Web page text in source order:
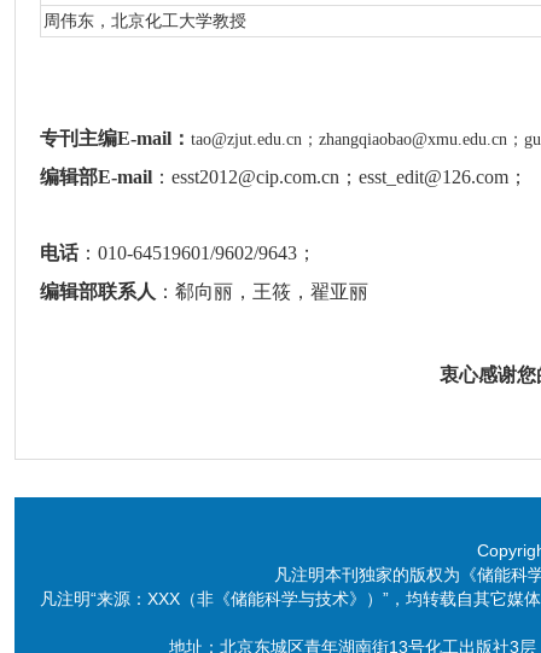
周伟东，北京化工大学教授
专刊主编E-mail： tao@zjut.edu.cn； zhangqiaobao@xmu.edu.cn；
编辑部E-mail ： esst2012@cip.com.cn ； esst_edit@126.com ；
电话： 010-64519601/9602/9643 ；
编辑部联系人 ：郗向丽，王筱，翟亚丽
衷心感谢
凡注明本刊独家的版权为《储能科
凡注明“来源：XXX（非《储能科学与技术》）”，均转载自其它
地址：北京东城区青年湖南街13号化工出版社